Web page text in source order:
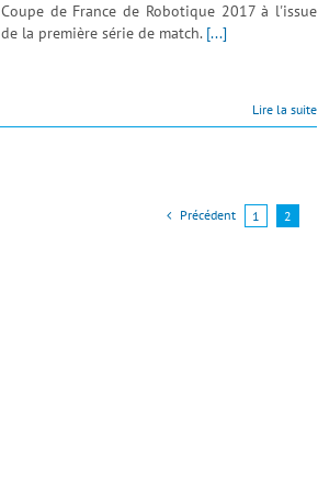
Coupe de France de Robotique 2017 à l'issue
de la première série de match. [...]
Lire la suite
Précédent 1 2